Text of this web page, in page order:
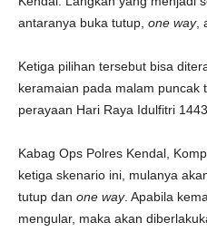
antaranya buka tutup, one way,
Ketiga pilihan tersebut bisa
keramaian pada malam puncak
perayaan Hari Raya Idulfitri 1443
Kabag Ops Polres Kendal,
ketiga skenario ini, mulanya
tutup dan one way. Apabila
mengular, maka akan